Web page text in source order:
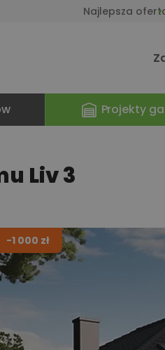
Najlepsza
Projekty
Liv 3
-1 000 zł